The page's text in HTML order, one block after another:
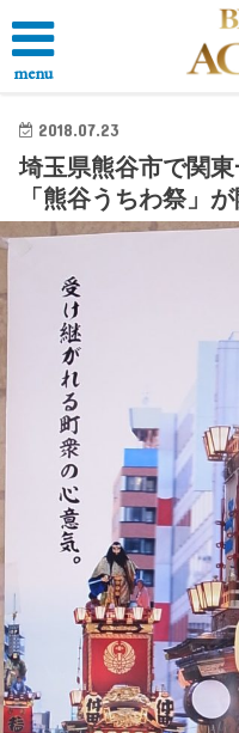
menu
2018.07.23
埼玉県熊谷市で関
「熊谷うちわ祭」